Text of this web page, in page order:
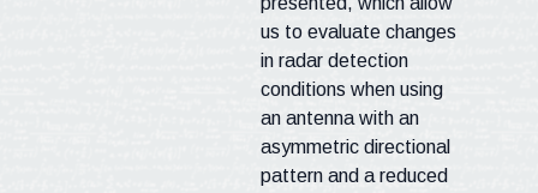
us to evaluate changes
in radar detection
conditions when using
an antenna with an
asymmetric directional
pattern and a reduced